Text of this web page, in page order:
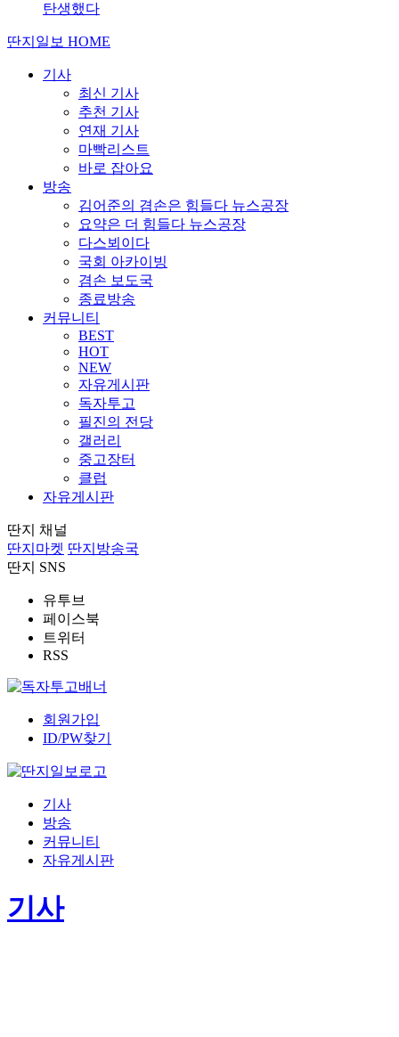
탄생했다
딴지일보 HOME
기사
최신 기사
추천 기사
연재 기사
마빡리스트
바로 잡아요
방송
김어준의 겸손은 힘들다 뉴스공장
요약은 더 힘들다 뉴스공장
다스뵈이다
국회 아카이빙
겸손 보도국
종료방송
커뮤니티
BEST
HOT
NEW
자유게시판
독자투고
필진의 전당
갤러리
중고장터
클럽
자유게시판
딴지 채널
딴지마켓 딴지방송국
딴지 SNS
유투브
페이스북
트위터
RSS
회원가입
ID/PW찾기
기사
방송
커뮤니티
자유게시판
기사